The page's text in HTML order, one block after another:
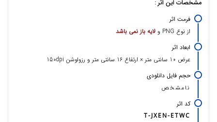
مشخصات این اثر :
فرمت اثر
از نوع PNG و
لایه باز نمی باشد
ابعاد اثر
عرض 10 سانتی متر × ارتفاع 16 سانتی متر و رزولوشن 150dpi
حجم فایل دانلودی
نامشخص
کد اثر
T-JXEN-ETWC